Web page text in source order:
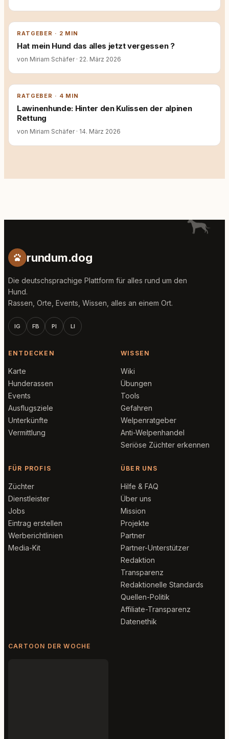
RATGEBER · 2 MIN
Hat mein Hund das alles jetzt vergessen ?
von Miriam Schäfer · 22. März 2026
RATGEBER · 4 MIN
Lawinenhunde: Hinter den Kulissen der alpinen
Rettung
von Miriam Schäfer · 14. März 2026
rundum.dog
Die deutschsprachige Plattform für alles rund um den
Hund.
Rassen, Orte, Events, Wissen, alles an einem Ort.
IG FB PI LI
ENTDECKEN
Karte
Hunderassen
Events
Ausflugsziele
Unterkünfte
Vermittlung
WISSEN
Wiki
Übungen
Tools
Gefahren
Welpenratgeber
Anti-Welpenhandel
Seriöse Züchter erkennen
FÜR PROFIS
Züchter
Dienstleister
Jobs
Eintrag erstellen
Werberichtlinien
Media-Kit
ÜBER UNS
Hilfe & FAQ
Über uns
Mission
Projekte
Partner
Partner-Unterstützer
Redaktion
Transparenz
Redaktionelle Standards
Quellen-Politik
Affiliate-Transparenz
Datenethik
CARTOON DER WOCHE